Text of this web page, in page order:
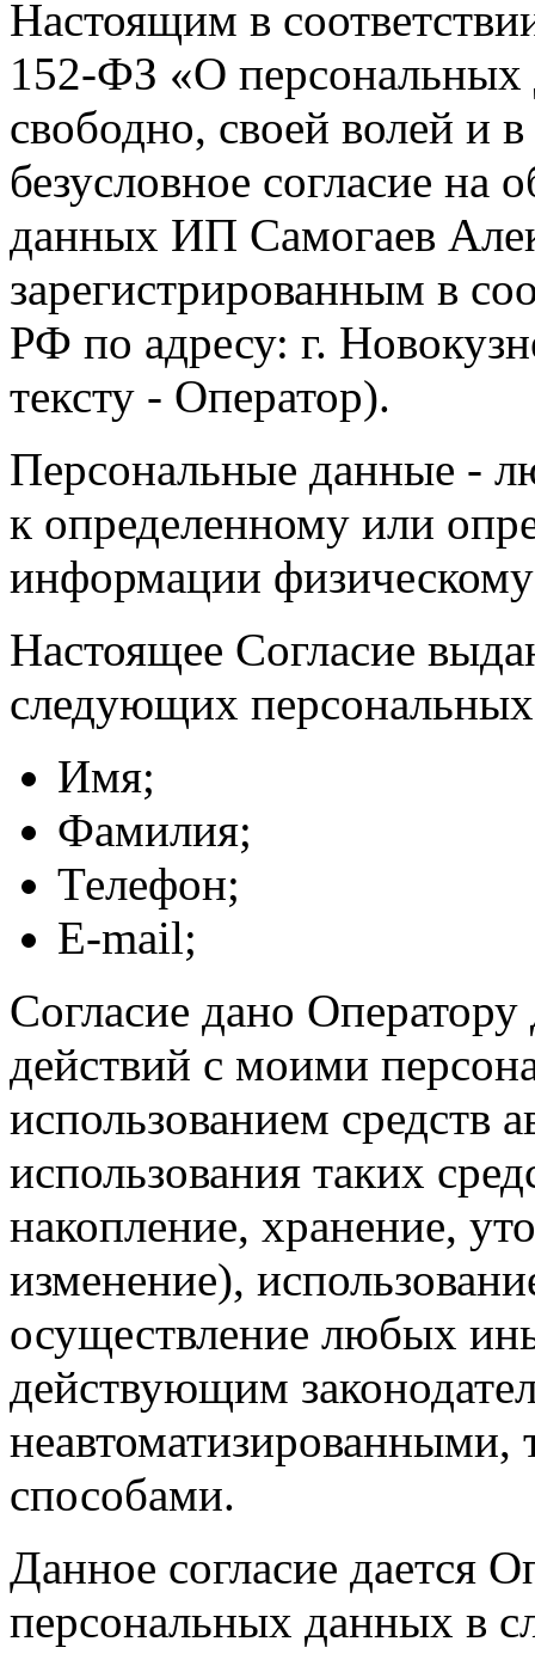
Настоящим в
152-ФЗ «О персональных
свободно, своей волей и
безусловное согласие на
данных ИП Самогаев
зарегистрированным в
РФ по адресу: г.
тексту - Оператор).
Персональные данные -
к определенному или
информации
Настоящее Согласие
следующих
Имя;
Фамилия;
Телефон;
E-mail;
Согласие дано
действий с моими
использованием средств
использования таких
накопление, хранение,
изменение),
осуществление любых
действующим
неавтоматизированными,
способами.
Данное согласие дается
персональных данных в